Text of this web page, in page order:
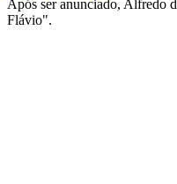
Após ser anunciado, Alfredo
Flávio".